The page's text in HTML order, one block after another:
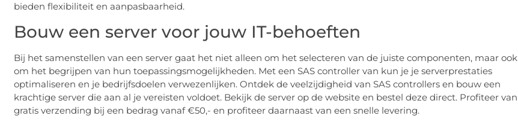
bieden flexibiliteit en aanpasbaarheid.
Bouw een server voor jouw IT-behoeften
Bij het samenstellen van een server gaat het niet alleen om het selecteren van de juiste componenten, maar ook
om het begrijpen van hun toepassingsmogelijkheden. Met een SAS controller van kun je je serverprestaties
optimaliseren en je bedrijfsdoelen verwezenlijken. Ontdek de veelzijdigheid van SAS controllers en bouw een
krachtige server die aan al je vereisten voldoet. Bekijk de server op de website en bestel deze direct. Profiteer van
gratis verzending bij een bedrag vanaf €50,- en profiteer daarnaast van een snelle levering.